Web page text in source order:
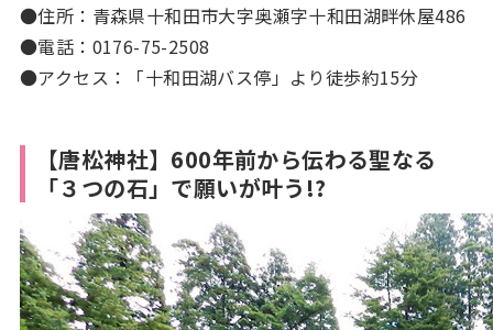
●住所：青森県十和田市大字奥瀬字十和田湖畔休屋486
●電話：0176-75-2508
●アクセス：「十和田湖バス停」より徒歩約15分
【唐松神社】600年前から伝わる聖なる
「３つの石」で願いが叶う!?